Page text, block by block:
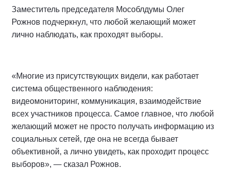
Заместитель председателя Мособлдумы Олег
Рожнов подчеркнул, что любой желающий может
лично наблюдать, как проходят выборы.
«Многие из присутствующих видели, как работает
система общественного наблюдения:
видеомониторинг, коммуникация, взаимодействие
всех участников процесса. Самое главное, что любой
желающий может не просто получать информацию из
социальных сетей, где она не всегда бывает
объективной, а лично увидеть, как проходит процесс
выборов», — сказал Рожнов.